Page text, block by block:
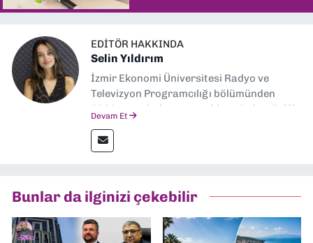
EDITÖR HAKKINDA
Selin Yıldırım
İzmir Ekonomi Üniversitesi Radyo ve
Televizyon Programcılığı bölümünden
2024 senesinde mezun oldum. Dokuz Eylül
editörlük görevini de üstleniyorum.
Devam Et
Bunlar da ilginizi çekebilir